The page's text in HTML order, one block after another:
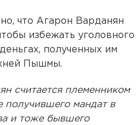
что Агарон Варданян
избежать уголовного
полученных им
Пышмы.
считается племенником
получившего мандат в
и тоже бывшего